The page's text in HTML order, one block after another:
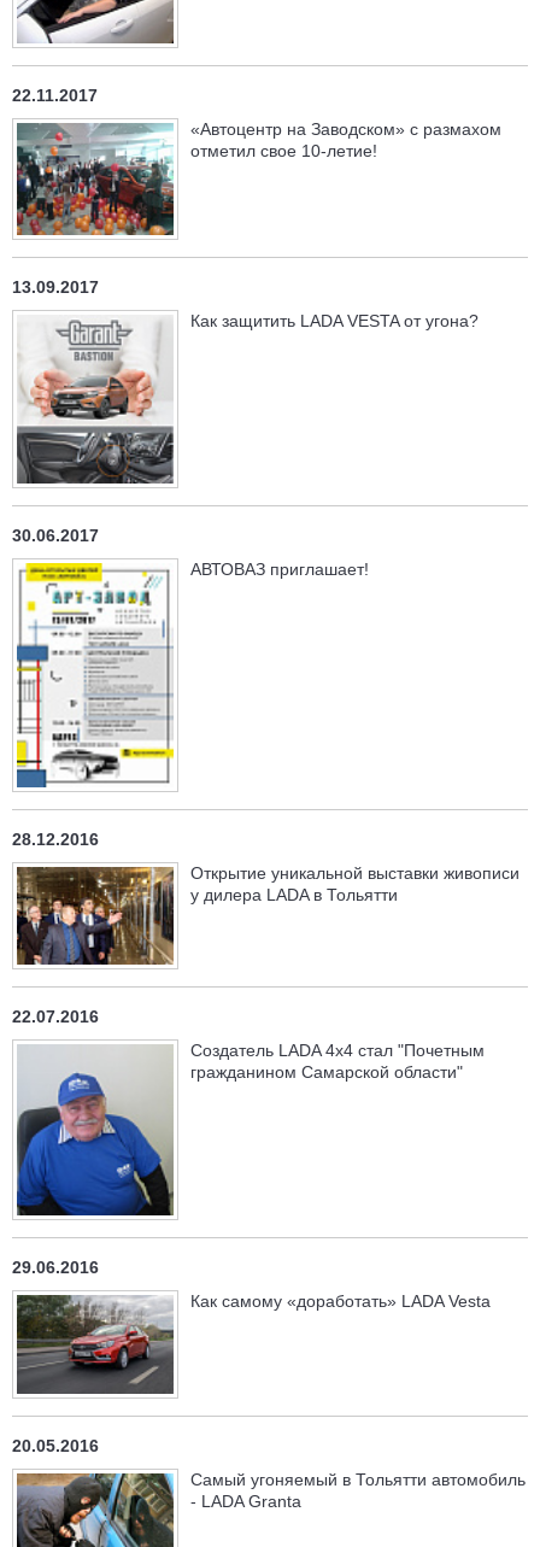
22.11.2017
«Автоцентр на Заводском» с размахом
отметил свое 10-летие!
13.09.2017
Как защитить LADA VESTA от угона?
30.06.2017
АВТОВАЗ приглашает!
28.12.2016
Открытие уникальной выставки живописи
у дилера LADA в Тольятти
22.07.2016
Создатель LADA 4x4 стал "Почетным
гражданином Самарской области"
29.06.2016
Как самому «доработать» LADA Vesta
20.05.2016
Самый угоняемый в Тольятти автомобиль
- LADA Granta